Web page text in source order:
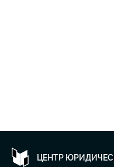
ЦЕНТР